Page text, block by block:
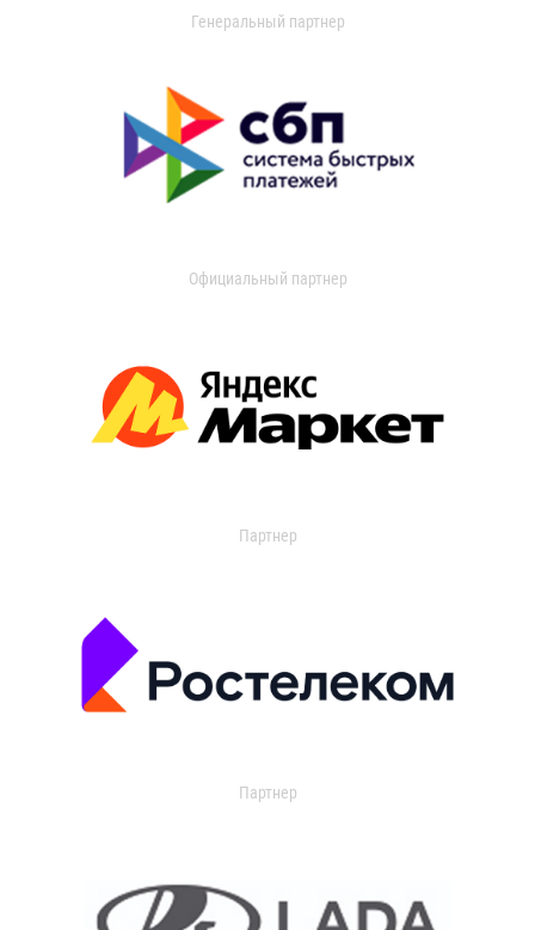
Генеральный партнер
Официальный партнер
Партнер
Партнер